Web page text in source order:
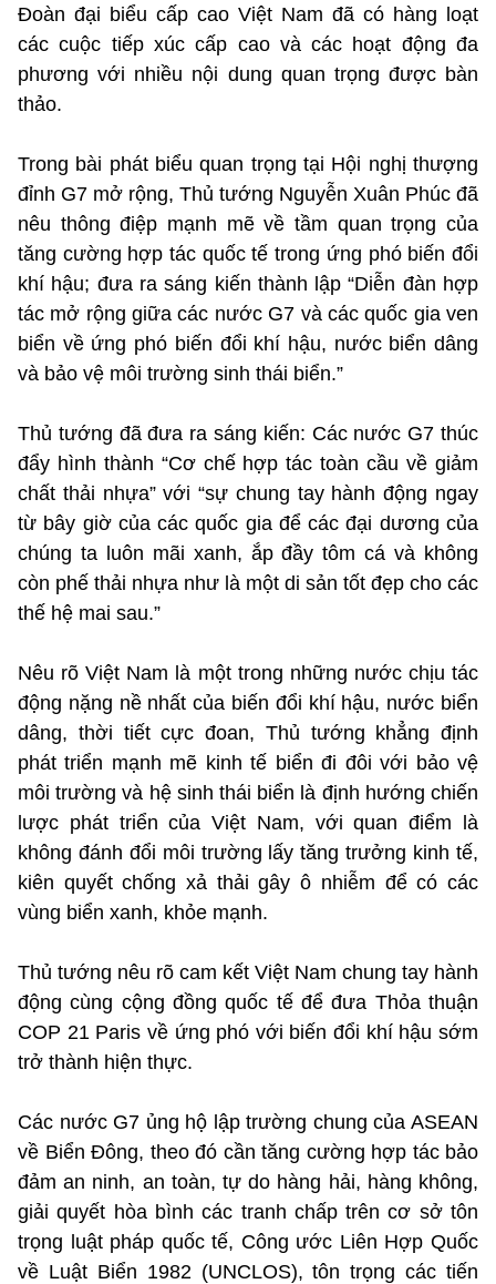
Đoàn đại biểu cấp cao Việt Nam đã có hàng loạt
các cuộc tiếp xúc cấp cao và các hoạt động đa
phương với nhiều nội dung quan trọng được bàn
thảo.
Trong bài phát biểu quan trọng tại Hội nghị thượng
đỉnh G7 mở rộng, Thủ tướng Nguyễn Xuân Phúc đã
nêu thông điệp mạnh mẽ về tầm quan trọng của
tăng cường hợp tác quốc tế trong ứng phó biến đổi
khí hậu; đưa ra sáng kiến thành lập “Diễn đàn hợp
tác mở rộng giữa các nước G7 và các quốc gia ven
biển về ứng phó biến đổi khí hậu, nước biển dâng
và bảo vệ môi trường sinh thái biển.”
Thủ tướng đã đưa ra sáng kiến: Các nước G7 thúc
đẩy hình thành “Cơ chế hợp tác toàn cầu về giảm
chất thải nhựa” với “sự chung tay hành động ngay
từ bây giờ của các quốc gia để các đại dương của
chúng ta luôn mãi xanh, ắp đầy tôm cá và không
còn phế thải nhựa như là một di sản tốt đẹp cho các
thế hệ mai sau.”
Nêu rõ Việt Nam là một trong những nước chịu tác
động nặng nề nhất của biến đổi khí hậu, nước biển
dâng, thời tiết cực đoan, Thủ tướng khẳng định
phát triển mạnh mẽ kinh tế biển đi đôi với bảo vệ
môi trường và hệ sinh thái biển là định hướng chiến
lược phát triển của Việt Nam, với quan điểm là
không đánh đổi môi trường lấy tăng trưởng kinh tế,
kiên quyết chống xả thải gây ô nhiễm để có các
vùng biển xanh, khỏe mạnh.
Thủ tướng nêu rõ cam kết Việt Nam chung tay hành
động cùng cộng đồng quốc tế để đưa Thỏa thuận
COP 21 Paris về ứng phó với biến đổi khí hậu sớm
trở thành hiện thực.
Các nước G7 ủng hộ lập trường chung của ASEAN
về Biển Đông, theo đó cần tăng cường hợp tác bảo
đảm an ninh, an toàn, tự do hàng hải, hàng không,
giải quyết hòa bình các tranh chấp trên cơ sở tôn
trọng luật pháp quốc tế, Công ước Liên Hợp Quốc
về Luật Biển 1982 (UNCLOS), tôn trọng các tiến